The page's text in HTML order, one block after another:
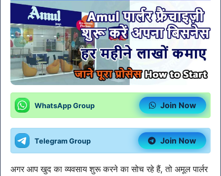
WhatsApp Group Join Now
Telegram Group Join Now
अगर आप खुद का व्यवसाय शुरू करने का सोच रहे हैं, तो अमूल पार्लर